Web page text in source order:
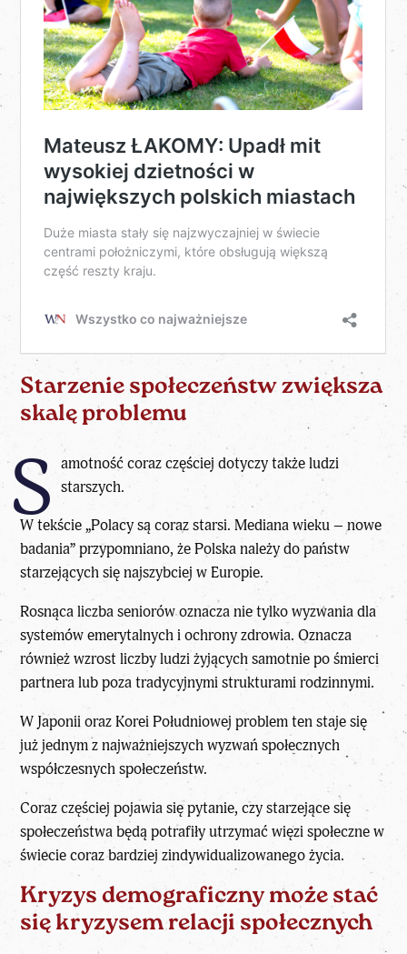
Starzenie społeczeństw zwiększa
skalę problemu
S amotność coraz częściej dotyczy także ludzi
starszych.
W tekście „Polacy są coraz starsi. Mediana wieku – nowe
badania” przypomniano, że Polska należy do państw
starzejących się najszybciej w Europie.
Rosnąca liczba seniorówoznacza nie tylko wyzwania dla
systemów emerytalnych i ochrony zdrowia. Oznacza
również wzrost liczby ludzi żyjących samotnie po śmierci
partnera lub poza tradycyjnymi strukturami rodzinnymi.
W Japonii oraz Korei Południowej problem ten staje się
już jednym z najważniejszych wyzwań społecznych
współczesnych społeczeństw.
Coraz częściej pojawia się pytanie, czy starzejące się
społeczeństwa będą potrafiły utrzymać więzi społeczne w
świecie coraz bardziej zindywidualizowanego życia.
Kryzys demograficzny może stać
się kryzysem relacji społecznych